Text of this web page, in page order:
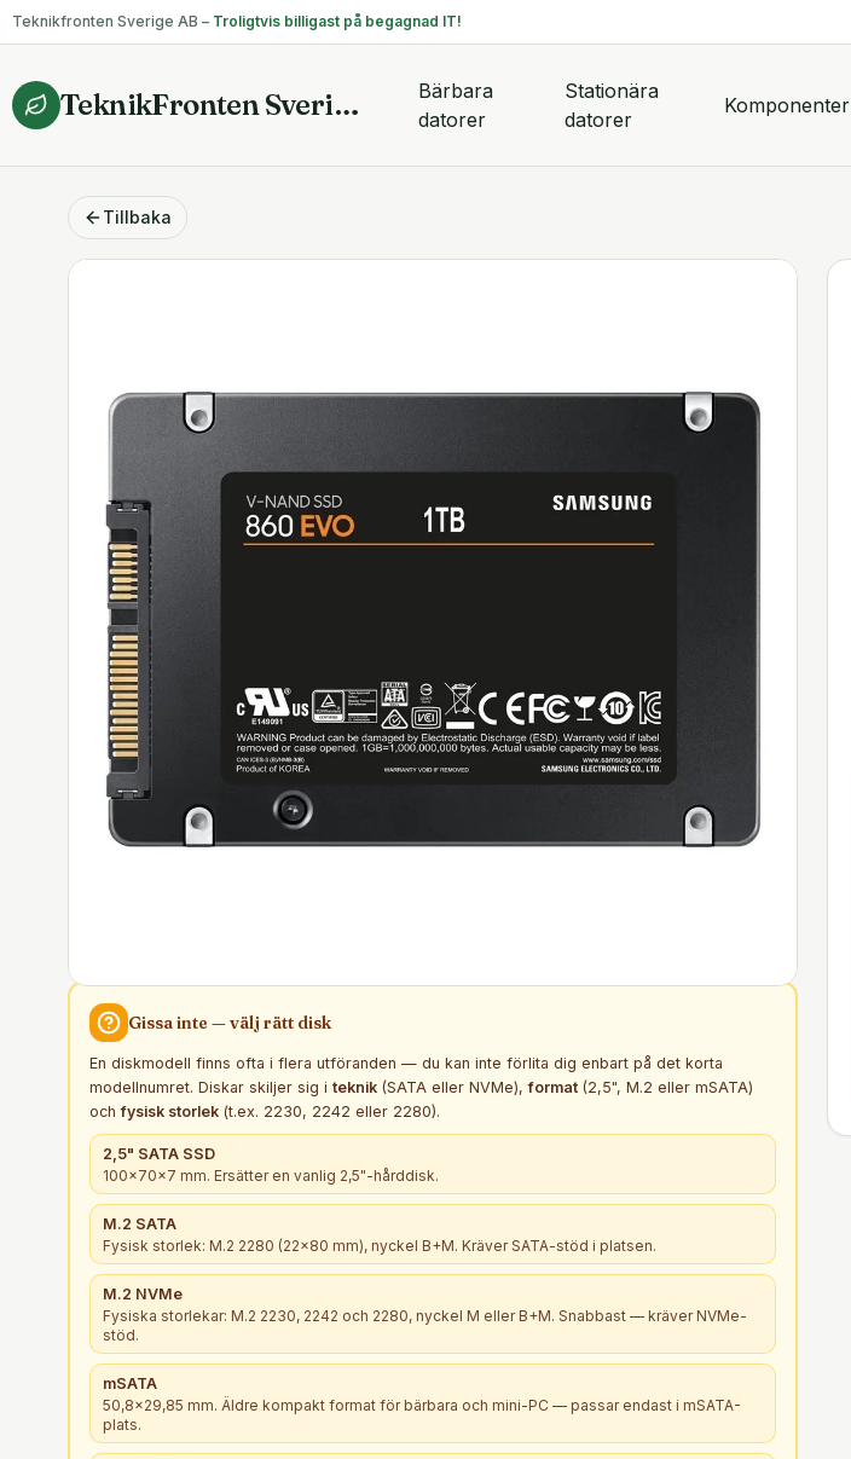
Teknikfronten Sverige AB – Troligtvis billigast på begagnad IT!
TeknikFronten Sverige AB
Bärbara
datorer
Stationära
datorer
Komponenter
Tillbaka
Gissa inte — välj rätt disk
En diskmodell finns ofta i flera utföranden — du kan inte förlita dig enbart på det korta
modellnumret. Diskar skiljer sig i teknik (SATA eller NVMe),format (2,5", M.2 eller mSATA)
ochfysisk storlek (t.ex. 2230, 2242 eller 2280).
2,5" SATA SSD
100×70×7 mm. Ersätter en vanlig 2,5"-hårddisk.
M.2 SATA
Fysisk storlek: M.2 2280 (22×80 mm), nyckel B+M. Kräver SATA-stöd i platsen.
M.2 NVMe
Fysiska storlekar: M.2 2230, 2242 och 2280, nyckel M eller B+M. Snabbast — kräver NVMe-
stöd.
mSATA
50,8×29,85 mm. Äldre kompakt format för bärbara och mini-PC — passar endast i mSATA-
plats.